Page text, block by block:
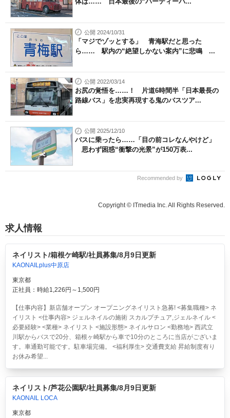
公開 2024/10/31
「マジでゾッとする」 青海駅だと思った
ら…… 駅内の“絶望しかない案内”に悲鳴 ...
公開 2022/03/14
お尻の覚悟を……！ 片道6時間半「日本最長の
路線バス」を忠実再現する鬼のバスツア...
公開 2025/12/10
バスに乗ったら……「目の前コレなんやけど」
思わず困惑“衝撃の光景”が150万表...
Recommended by
Copyright © ITmedia Inc. All Rights Reserved.
求人情報
ネイリスト/箱根ケ崎駅/社員募集/8月9日更新
KAONAILplus中原店
東京都
正社員：時給1,226円～1,500円
【仕事内容】新店舗オープン オープニングネイリスト急募! <募集職種> ネ
イリスト <仕事内容> ジェルネイルの施術 スカルプチュア,ジェルネイル <
必要経験> <業種> ネイリスト <施設形態> ネイルサロン <勤務地> 西武立
川駅からバスで20分、箱根ヶ崎駅から車で10分のところに当店がございま
す。車通勤可能です。駐車場完備。 <福利厚生> 交通費支給 昇給制度有り
お休み希望...
ネイリスト/芦花公園駅/社員募集/8月9日更新
KAONAIL LOCA
東京都